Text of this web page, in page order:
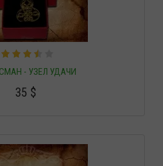
- УЗЕЛ УДАЧИ
35 $